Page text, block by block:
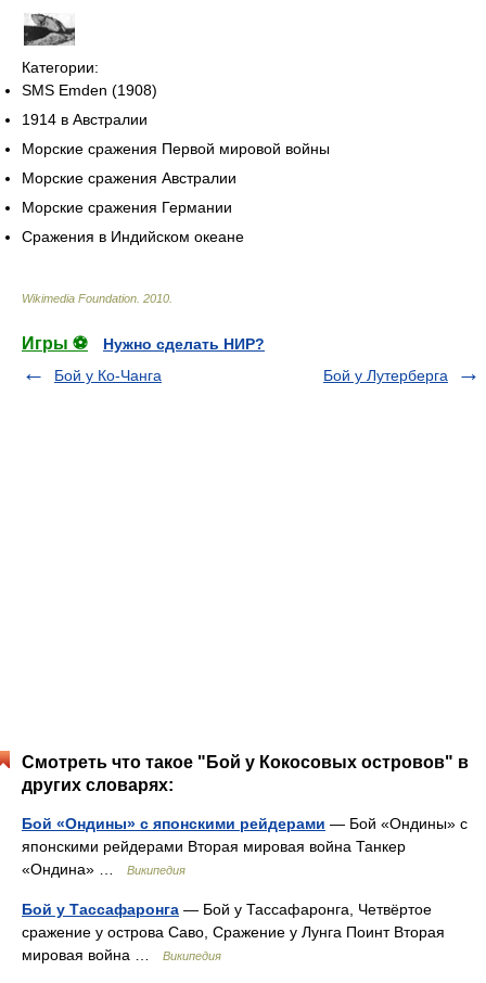
Категории:
SMS Emden (1908)
1914 в Австралии
Морские сражения Первой мировой войны
Морские сражения Австралии
Морские сражения Германии
Сражения в Индийском океане
Wikimedia Foundation 2010
Игры ⚽
Нужно сделать НИР?
Бой у Ко-Чанга
Бой у Лутерберга
Смотреть что такое "Бой у Кокосовых островов" в
других словарях:
Бой «Ондины» c японскими рейдерами — Бой «Ондины» с
японскими рейдерами Вторая мировая война Танкер
«Ондина» …
Википедия
Бой у Тассафаронга — Бой у Тассафаронга, Четвёртое
сражение у острова Саво, Сражение у Лунга Поинт Вторая
мировая война …
Википедия